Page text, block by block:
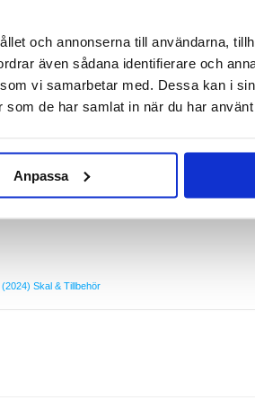
och annonserna till användarna,
även sådana identifierare och
vi samarbetar med. Dessa kan i
de har samlat in när du har
Anpassa
mönster.
(2024), iPad Pro 13 (2025) mot repor och stötar. Alla
är gjutna för att förhindra smuts från att orsaka
Skal & Tillbehör